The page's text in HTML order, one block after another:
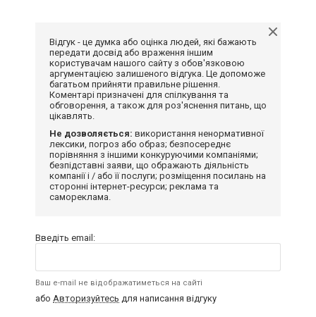
Відгук - це думка або оцінка людей, які бажають
передати досвід або враження іншим
користувачам нашого сайту з обов'язковою
аргументацією залишеного відгука. Це допоможе
багатьом прийняти правильне рішення.
Коментарі призначені для спілкування та
обговорення, а також для роз'яснення питань, що
цікавлять.
Не дозволяється: використання ненормативної
лексики, погроз або образ; безпосереднє
порівняння з іншими конкуруючими компаніями;
безпідставні заяви, що ображають діяльність
компанії і / або її послуги; розміщення посилань на
сторонні інтернет-ресурси; реклама та
самореклама.
Введіть email:
Ваш e-mail не відображатиметься на сайті
або Авторизуйтесь для написання відгуку